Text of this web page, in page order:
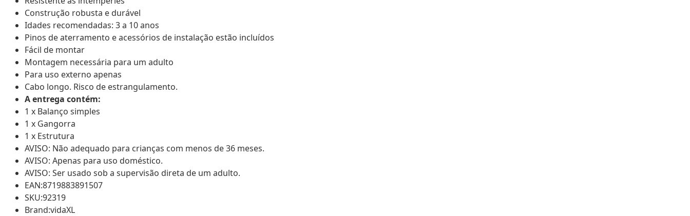
Construção robusta e durável
Idades recomendadas: 3 a 10 anos
Pinos de aterramento e acessórios de instalação estão incluídos
Fácil de montar
Montagem necessária para um adulto
Para uso externo apenas
Cabo longo. Risco de estrangulamento.
A entrega contém:
1 x Balanço simples
1 x Gangorra
1 x Estrutura
AVISO: Não adequado para crianças com menos de 36 meses.
AVISO: Apenas para uso doméstico.
AVISO: Ser usado sob a supervisão direta de um adulto.
EAN:8719883891507
SKU:92319
Brand:vidaXL